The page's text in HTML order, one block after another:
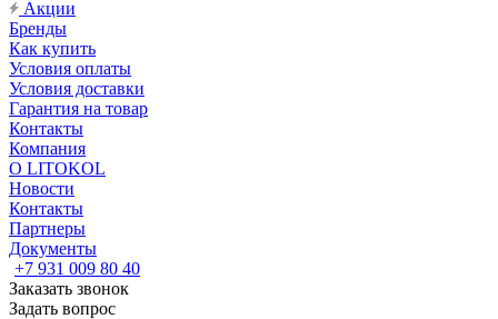
Акции
Бренды
Как купить
Условия оплаты
Условия доставки
Гарантия на товар
Контакты
Компания
О LITOKOL
Новости
Контакты
Партнеры
Документы
+7 931 009 80 40
Заказать звонок
Задать вопрос